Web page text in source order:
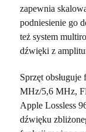
zapewnia
podniesienie go
też system
dźwięki z
Sprzęt
MHz/5,6 MHz,
Apple Lossless
dźwięku